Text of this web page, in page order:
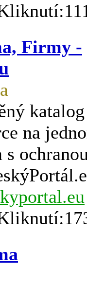
Firmy -
na
s